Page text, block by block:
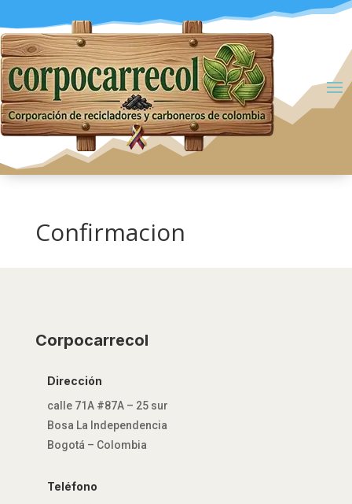
Confirmacion
Corpocarrecol
Dirección
calle 71A #87A – 25 sur
Bosa La Independencia
Bogotá – Colombia
Teléfono